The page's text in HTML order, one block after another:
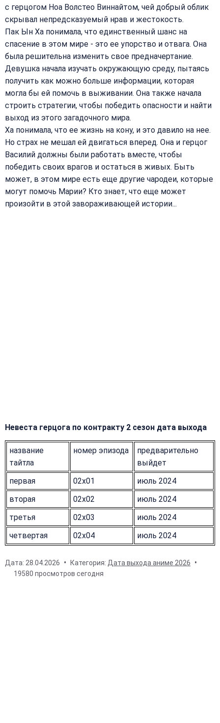
с герцогом Ноа Волстео Виннайтом, чей добрый облик
скрывал непредсказуемый нрав и жестокость.
Пак Ын Ха понимала, что единственный шанс на
спасение в этом мире - это ее упорство и отвага. Она
была решительна изменить свое предначертание.
Девушка начала изучать окружающую среду, пытаясь
получить как можно больше информации, которая
могла бы ей помочь в выживании. Она также начала
строить стратегии, чтобы победить опасности и найти
выход из этого загадочного мира.
Ха понимала, что ее жизнь на кону, и это давило на нее.
Но страх не мешал ей двигаться вперед. Она и герцог
Василий должны были работать вместе, чтобы
победить своих врагов и остаться в живых. Быть
может, в этом мире есть еще другие чародеи, которые
могут помочь Марии? Кто знает, что еще может
произойти в этой завораживающей истории...
Невеста герцога по контракту 2 сезон дата выхода
название
тайтла
номер эпизода
предварительно
выйдет
первая
02x01
июль 2024
вторая
02x02
июль 2024
третья
02x03
июль 2024
четвертая
02x04 июль 2024
Дата: 28.04.2026 Категория: Дата выхода аниме 2026
19580 просмотров сегодня